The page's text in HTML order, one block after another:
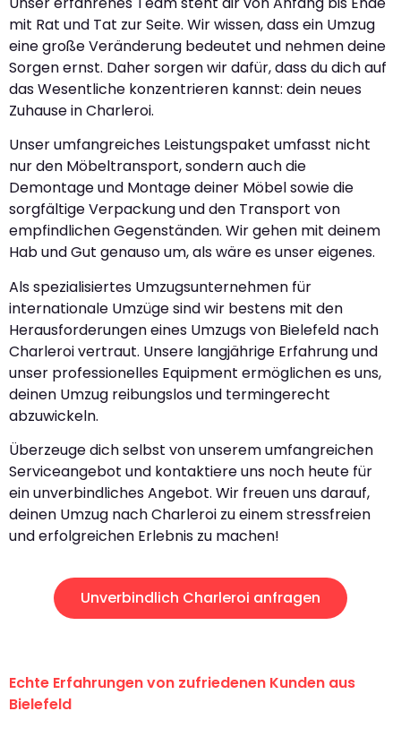
mit Rat und Tat zur Seite. Wir wissen, dass ein Umzug
eine große Veränderung bedeutet und nehmen deine
Sorgen ernst. Daher sorgen wir dafür, dass du dich auf
das Wesentliche konzentrieren kannst: dein neues
Zuhause in Charleroi.
Unser umfangreiches Leistungspaket umfasst nicht
nur den Möbeltransport, sondern auch die
Demontage und Montage deiner Möbel sowie die
sorgfältige Verpackung und den Transport von
empfindlichen Gegenständen. Wir gehen mit deinem
Hab und Gut genauso um, als wäre es unser eigenes.
Als spezialisiertes Umzugsunternehmen für
internationale Umzüge sind wir bestens mit den
Herausforderungen eines Umzugs von Bielefeld nach
Charleroi vertraut. Unsere langjährige Erfahrung und
unser professionelles Equipment ermöglichen es uns,
deinen Umzug reibungslos und termingerecht
abzuwickeln.
Überzeuge dich selbst von unserem umfangreichen
Serviceangebot und kontaktiere uns noch heute für
ein unverbindliches Angebot. Wir freuen uns darauf,
deinen Umzug nach Charleroi zu einem stressfreien
und erfolgreichen Erlebnis zu machen!
Unverbindlich Charleroi anfragen
Echte Erfahrungen von zufriedenen Kunden aus
Bielefeld